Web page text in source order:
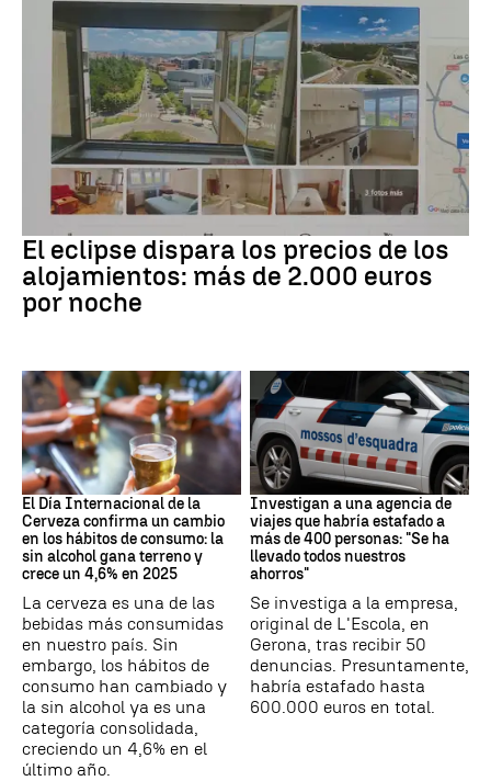
Eclipse solar
El eclipse dispara los precios de los
alojamientos: más de 2.000 euros
por noche
Día Internacional Cerveza
El Día Internacional de la
Cerveza confirma un cambio
en los hábitos de consumo: la
sin alcohol gana terreno y
crece un 4,6% en 2025
La cerveza es una de las
bebidas más consumidas
en nuestro país. Sin
embargo, los hábitos de
consumo han cambiado y
la sin alcohol ya es una
categoría consolidada,
creciendo un 4,6% en el
último año.
Estafa
Investigan a una agencia de
viajes que habría estafado a
más de 400 personas: "Se ha
llevado todos nuestros
ahorros"
Se investiga a la empresa,
original de L'Escola, en
Gerona, tras recibir 50
denuncias. Presuntamente,
habría estafado hasta
600.000 euros en total.